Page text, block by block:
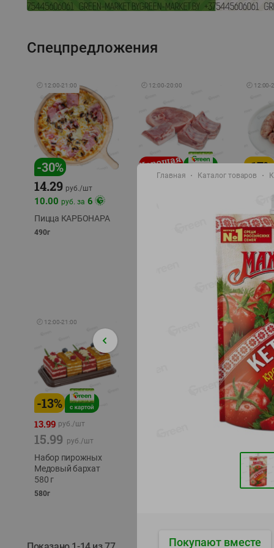
Спецпредложения
🕘 12:00-21:00
-30%
14.29 руб./шт
10.00 руб. за 6
Пицца КАРБОНАРА
490г
🕘 12:00-20:00 🕘 12:00-
-17%
охлажд
🕘 12:00-21:00
-13%
13.99 руб./шт
15.99 руб./шт
Набор пирожных
Медовый бархат
580 г
580г
-24%
4.99
230г
Главная Каталог товаров
Покупают вместе